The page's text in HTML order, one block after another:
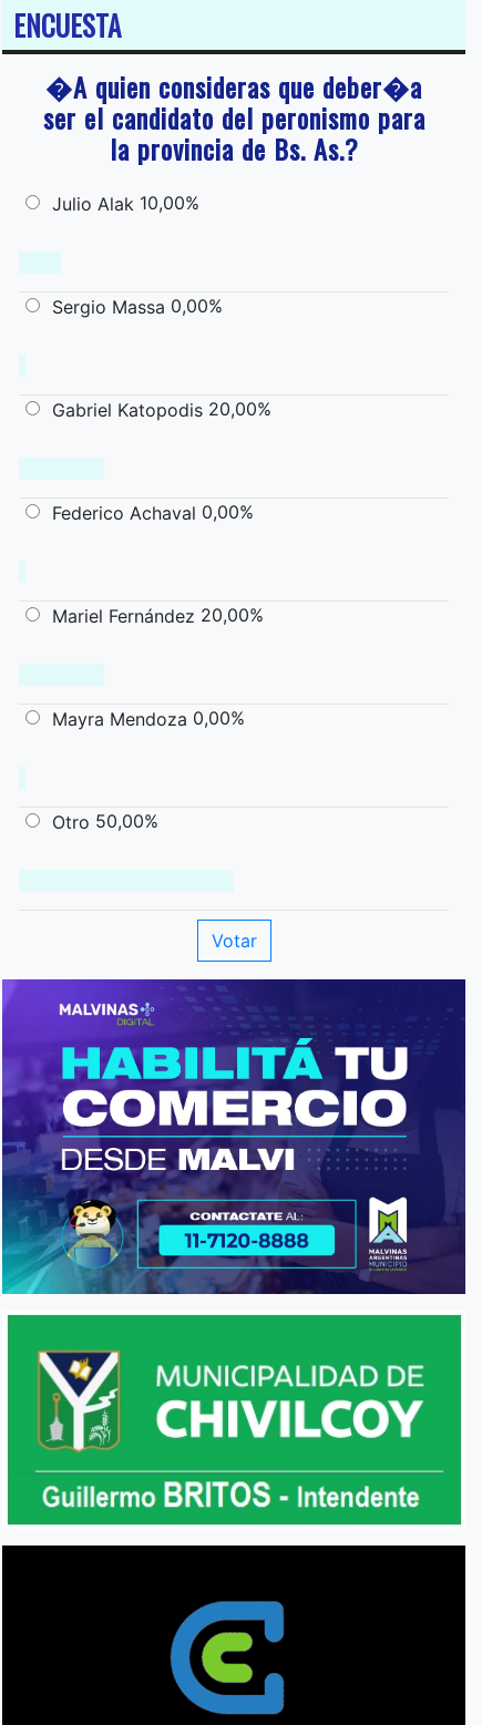
ENCUESTA
�A quien consideras que deber�a
ser el candidato del peronismo para
la provincia de Bs. As.?
Julio Alak 10,00%
Sergio Massa 0,00%
Gabriel Katopodis 20,00%
Federico Achaval 0,00%
Mariel Fernández 20,00%
Mayra Mendoza 0,00%
Otro 50,00%